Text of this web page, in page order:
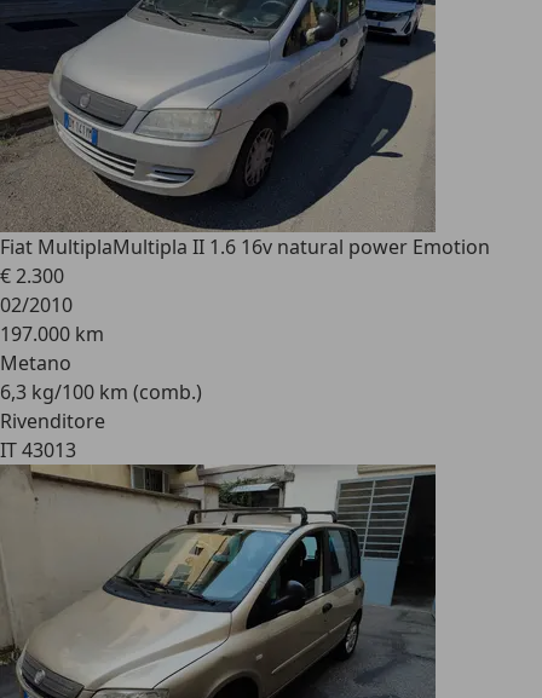
Fiat MultiplaMultipla II 1.6 16v natural power Emotion
€ 2.300
02/2010
197.000 km
Metano
6,3 kg/100 km (comb.)
Rivenditore
IT 43013